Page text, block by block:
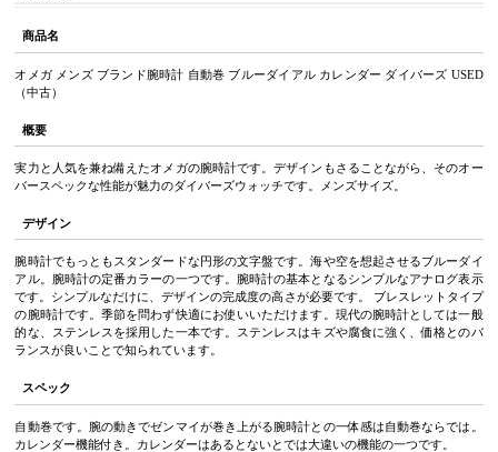
商品名
オメガ メンズ ブランド腕時計 自動巻 ブルーダイアル カレンダー ダイバーズ USED
（中古）
概要
実力と人気を兼ね備えたオメガの腕時計です。デザインもさることながら、そのオー
バースペックな性能が魅力のダイバーズウォッチです。メンズサイズ。
デザイン
腕時計でもっともスタンダードな円形の文字盤です。海や空を想起させるブルーダイ
アル。腕時計の定番カラーの一つです。腕時計の基本となるシンプルなアナログ表示
です。シンプルなだけに、デザインの完成度の高さが必要です。 ブレスレットタイプ
の腕時計です。季節を問わず快適にお使いいただけます。現代の腕時計としては一般
的な、ステンレスを採用した一本です。ステンレスはキズや腐食に強く、価格とのバ
ランスが良いことで知られています。
スペック
自動巻です。腕の動きでゼンマイが巻き上がる腕時計との一体感は自動巻ならでは。
カレンダー機能付き。カレンダーはあるとないとでは大違いの機能の一つです。